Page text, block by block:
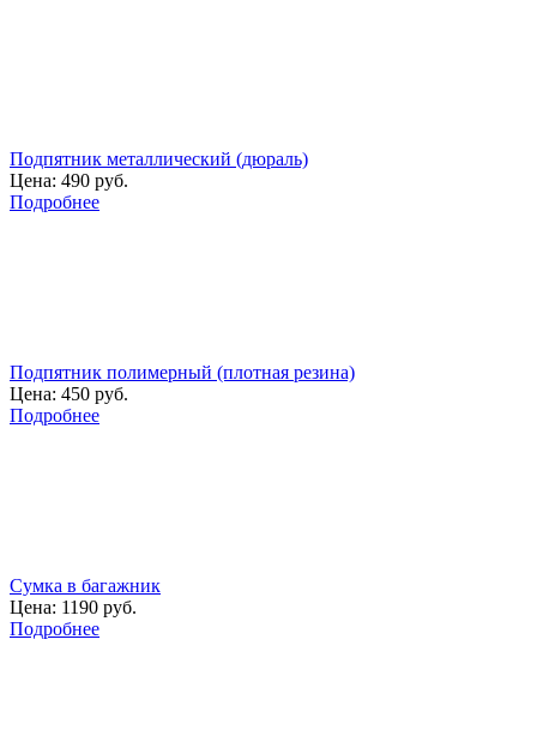
Подпятник металлический (дюраль)
Цена: 490 руб.
Подробнее
Подпятник полимерный (плотная резина)
Цена: 450 руб.
Подробнее
Сумка в багажник
Цена: 1190 руб.
Подробнее